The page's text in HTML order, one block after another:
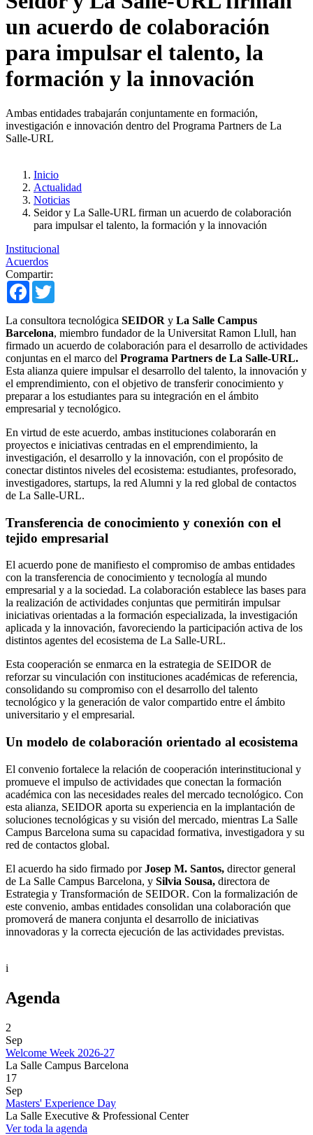
un acuerdo de colaboración
para impulsar el talento, la
formación y la innovación
Ambas entidades trabajarán conjuntamente en formación,
investigación e innovación dentro del Programa Partners de La
Salle-URL
Inicio
Actualidad
Noticias
Seidor y La Salle-URL firman un acuerdo de colaboración
para impulsar el talento, la formación y la innovación
Institucional
Acuerdos
Compartir:
Facebook
La consultora tecnológica SEIDOR y La Salle Campus
Barcelona, miembro fundador de la Universitat Ramon Llull, han
firmado un acuerdo de colaboración para el desarrollo de actividades
conjuntas en el marco del Programa Partners de La Salle-URL.
Esta alianza quiere impulsar el desarrollo del talento, la innovación y
el emprendimiento, con el objetivo de transferir conocimiento y
preparar a los estudiantes para su integración en el ámbito
empresarial y tecnológico.
En virtud de este acuerdo, ambas instituciones colaborarán en
proyectos e iniciativas centradas en el emprendimiento, la
investigación, el desarrollo y la innovación, con el propósito de
conectar distintos niveles del ecosistema: estudiantes, profesorado,
investigadores, startups, la red Alumni y la red global de contactos
de La Salle-URL.
Transferencia de conocimiento y conexión con el
tejido empresarial
El acuerdo pone de manifiesto el compromiso de ambas entidades
con la transferencia de conocimiento y tecnología al mundo
empresarial y a la sociedad. La colaboración establece las bases para
la realización de actividades conjuntas que permitirán impulsar
iniciativas orientadas a la formación especializada, la investigación
aplicada y la innovación, favoreciendo la participación activa de los
distintos agentes del ecosistema de La Salle-URL.
Esta cooperación se enmarca en la estrategia de SEIDOR de
reforzar su vinculación con instituciones académicas de referencia,
consolidando su compromiso con el desarrollo del talento
tecnológico y la generación de valor compartido entre el ámbito
universitario y el empresarial.
Un modelo de colaboración orientado al ecosistema
El convenio fortalece la relación de cooperación interinstitucional y
promueve el impulso de actividades que conectan la formación
académica con las necesidades reales del mercado tecnológico. Con
esta alianza, SEIDOR aporta su experiencia en la implantación de
soluciones tecnológicas y su visión del mercado, mientras La Salle
Campus Barcelona suma su capacidad formativa, investigadora y su
red de contactos global.
El acuerdo ha sido firmado porJosep M. Santos, director general
de La Salle Campus Barcelona, y Silvia Sousa, directora de
Estrategia y Transformación de SEIDOR. Con la formalización de
este convenio, ambas entidades consolidan una colaboración que
promoverá de manera conjunta el desarrollo de iniciativas
innovadoras y la correcta ejecución de las actividades previstas.
i
Agenda
2
Sep
Welcome Week 2026-27
La Salle Campus Barcelona
17
Sep
Masters' Experience Day
La Salle Executive & Professional Center
Ver toda la agenda